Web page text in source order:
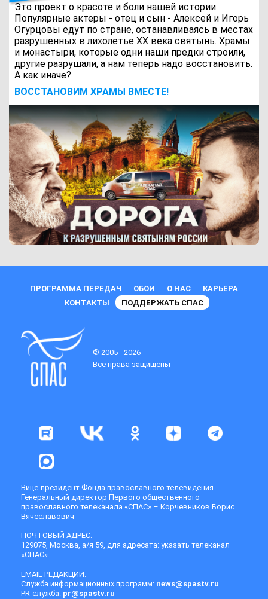
Это проект о красоте и боли нашей истории.
Популярные актеры - отец и сын - Алексей и Игорь
Огурцовы едут по стране, останавливаясь в местах
разрушенных в лихолетье ХХ века святынь. Храмы
и монастыри, которые одни наши предки строили,
другие разрушали, а нам теперь надо восстановить.
А как иначе?
ВОCСТАНОВИМ ХРАМЫ ВМЕСТЕ!
ПРОГРАММА ПЕРЕДАЧ ОБОИ О НАС
КАРЬЕРА
КОНТАКТЫ
ПОДДЕРЖАТЬ СПАС
© 2005 - 2026
Все права защищены
Вице-президент Фонда православного телевидения -
Генеральный директор Первого общественного
православного телеканала «СПАС» – Корчевников Борис
Вячеславович
ПОЧТОВЫЙ АДРЕС:
129075, Москва, а/я 59, для адресата: указать телеканал
«СПАС»
EMAIL РЕДАКЦИИ:
Служба информационных программ: news@spastv.ru
PR-служба: pr@spastv.ru